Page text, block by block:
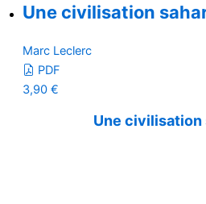
Une civilisation
Marc Leclerc
PDF
3,90 €
Une civilisation